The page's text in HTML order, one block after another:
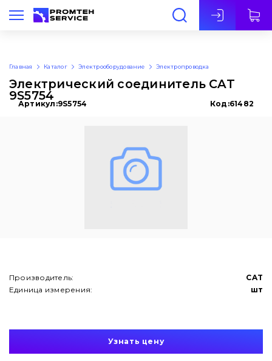
Рус
Главная Каталог Электрооборудование Электропроводка
Электрический соединитель CAT
9S5754
Артикул:9S5754 Код:61482
Производитель:
CAT
Единица измерения:
шт
Узнать цену